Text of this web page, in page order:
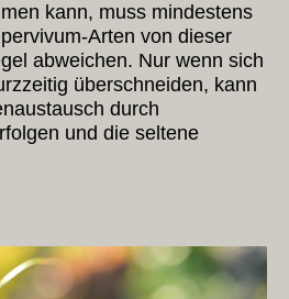
kann, muss mindestens
Arten von dieser
abweichen. Nur wenn sich
überschneiden, kann
durch
und die seltene